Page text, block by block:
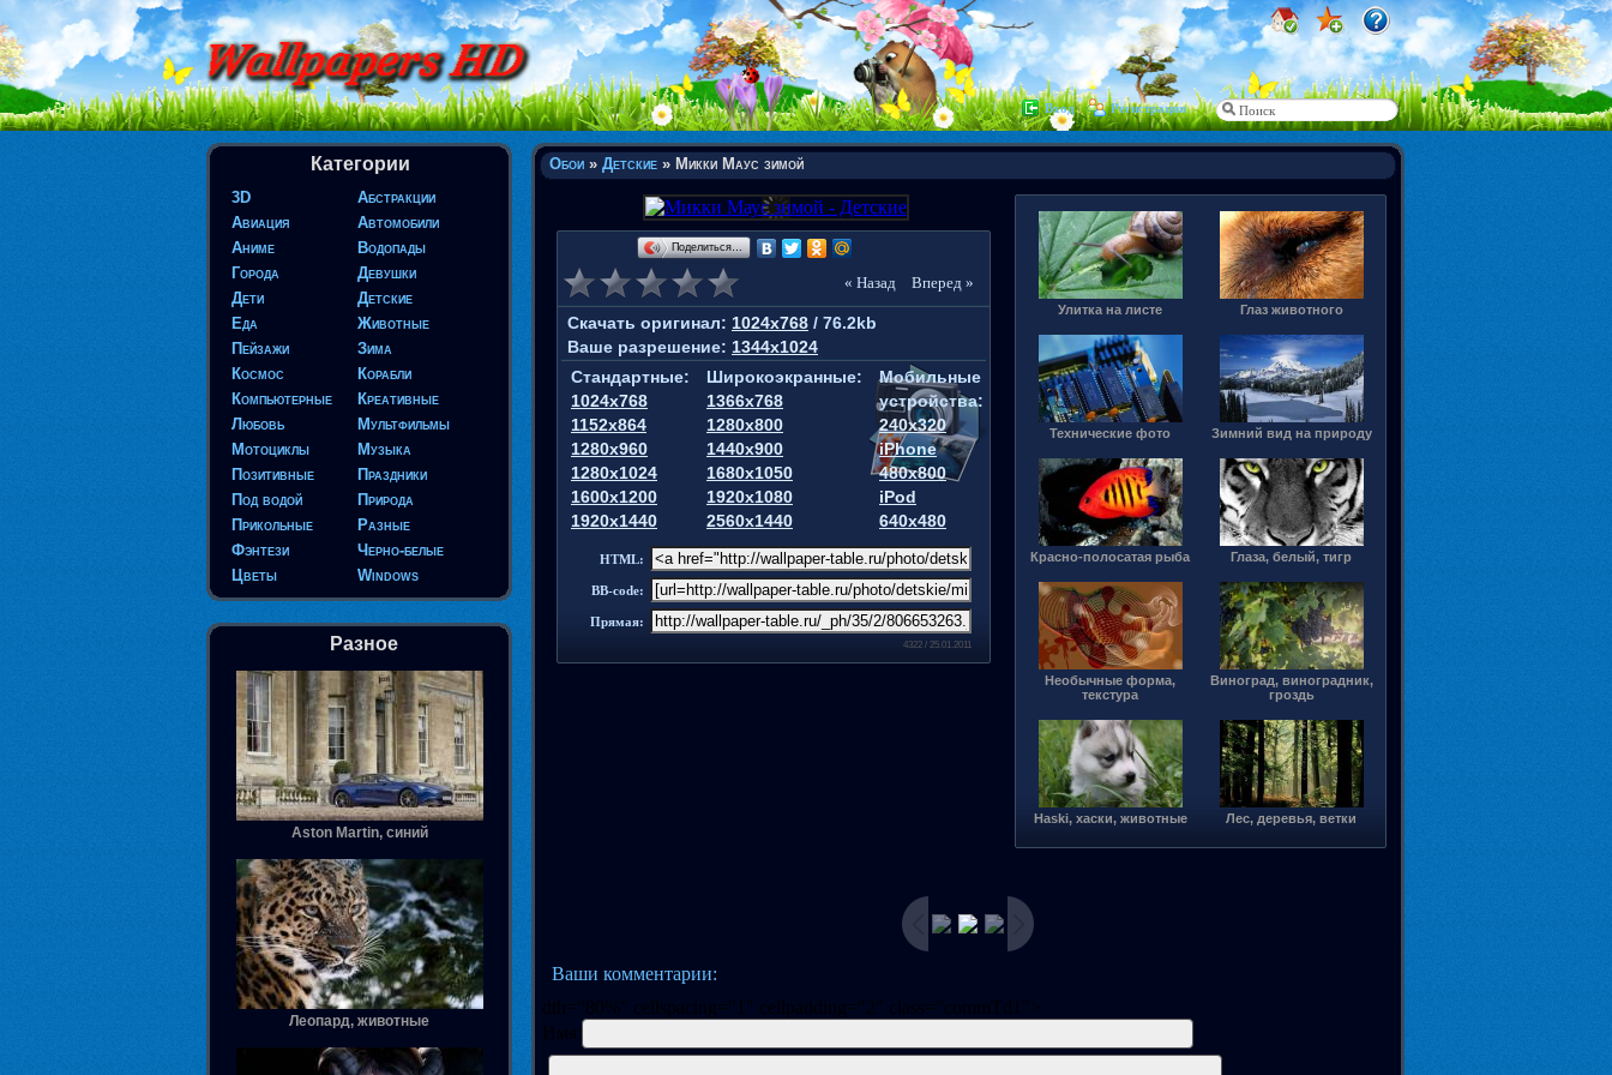
Вход Регистрация
Категории
3D
Абстракции
Авиация
Автомобили
Аниме
Водопады
Города
Девушки
Дети
Детские
Еда
Животные
Пейзажи
Зима
Космос
Корабли
Компьютерные
Креативные
Любовь
Мультфильмы
Мотоциклы
Музыка
Позитивные
Праздники
Под водой
Природа
Прикольные
Разные
Фэнтези
Черно-белые
Цветы
Windows
Разное
Aston Martin, синий
Леопард, животные
Обои » Детские » Микки Маус зимой
Поделиться…
« Назад Вперед »
Скачать оригинал: 1024x768 / 76.2kb
Ваше разрешение: 1344x1024
Стандартные:
1024x768
1152x864
1280x960
1280x1024
1600x1200
1920x1440
Широкоэкранные:
1366x768
1280x800
1440x900
1680x1050
1920x1080
2560x1440
Мобильные
устройства:
240x320
iPhone
480x800
iPod
640x480
HTML:
BB-code:
Прямая:
4322 / 25.01.2011
Улитка на листе Глаз животного
Технические фото Зимний вид на природу
Красно-полосатая рыба Глаза, белый, тигр
Необычные форма,
текстура
Виноград, виноградник,
гроздь
Haski, хаски, животные Лес, деревья, ветки
Ваши комментарии:
dth="80%" cellspacing="1" cellpadding="2" class="commTd1">
Имя: